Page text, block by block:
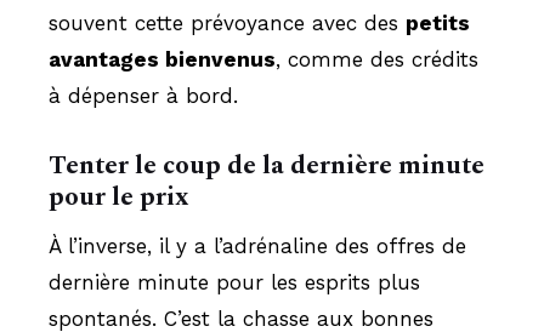
souvent cette prévoyance avec des petits
avantages bienvenus, comme des crédits
à dépenser à bord.
Tenter le coup de la dernière minute
pour le prix
À l’inverse, il y a l’adrénaline des offres de
dernière minute pour les esprits plus
spontanés. C’est la chasse aux bonnes